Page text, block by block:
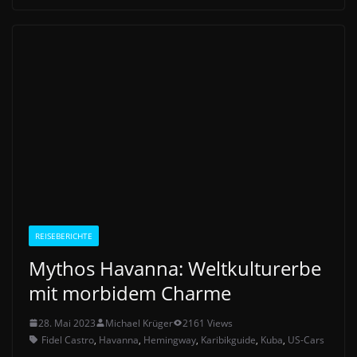
REISEBERICHTE
Mythos Havanna: Weltkulturerbe
mit morbidem Charme
28. Mai 2023 Michael Krüger
2161 Views
Fidel Castro, Havanna, Hemingway, Karibikguide, Kuba, US-Cars